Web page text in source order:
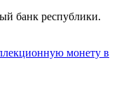
банк республики.